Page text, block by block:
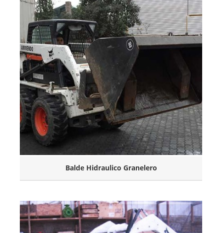
Balde Hidraulico Granelero